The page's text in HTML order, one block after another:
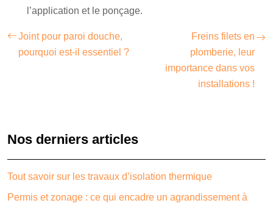
l’application et le ponçage.
Joint pour paroi douche,
pourquoi est-il essentiel ?
Freins filets en
plomberie, leur
importance dans vos
installations !
Nos derniers articles
Tout savoir sur les travaux d’isolation thermique
Permis et zonage : ce qui encadre un agrandissement à